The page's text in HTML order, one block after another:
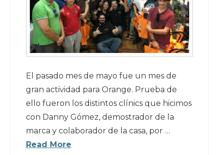
El pasado mes de mayo fue un mes de
gran actividad para Orange. Prueba de
ello fueron los distintos clínics que hicimos
con Danny Gómez, demostrador de la
marca y colaborador de la casa, por …
Read More